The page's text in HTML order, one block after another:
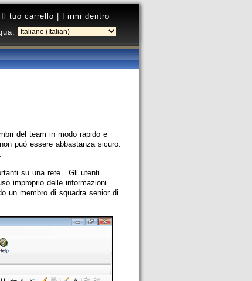
Il tuo carrello
Firmi dentro
del team in modo rapido e
può essere abbastanza sicuro.
su una rete. Gli utenti
improprio delle informazioni
un membro di squadra senior di